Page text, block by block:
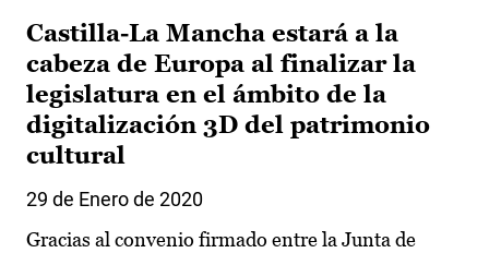
Castilla-La Mancha estará a la
cabeza de Europa al finalizar la
legislatura en el ámbito de la
digitalización 3D del patrimonio
cultural
29 de Enero de 2020
Gracias al convenio firmado entre la Junta de